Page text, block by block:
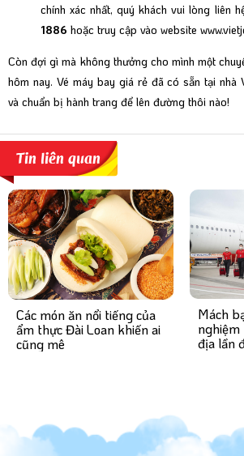
chính xác nhất, quý khách vui lòng liên
1886 hoặc truy cập vào website
Còn đợi gì mà không thưởng cho mình một
hôm nay. Vé máy bay giá rẻ đã có sẵn tại nhà
và chuẩn bị hành trang để lên đường thôi nào!
Tin liên quan
Các món ăn nổi tiếng của
ẩm thực Đài Loan khiến ai
cũng mê
Mách
địa lần